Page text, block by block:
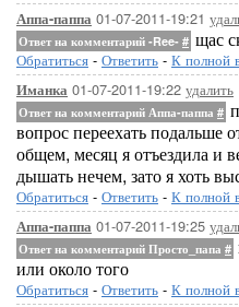
Аппа-паппа 01-07-2011-19:21
Ответ на комментарий -Ree- # щас
Обратиться - Ответить - К полной
Иманка 01-07-2011-19:22 удалить
Ответ на комментарий Аппа-паппа #
вопрос переехать подальше
общем, месяц я отъездила и
дышать нечем, зато я хоть
Обратиться - Ответить - К полной
Аппа-паппа 01-07-2011-19:25
Ответ на комментарий Просто_папа #
или около того
Обратиться - Ответить - К полной